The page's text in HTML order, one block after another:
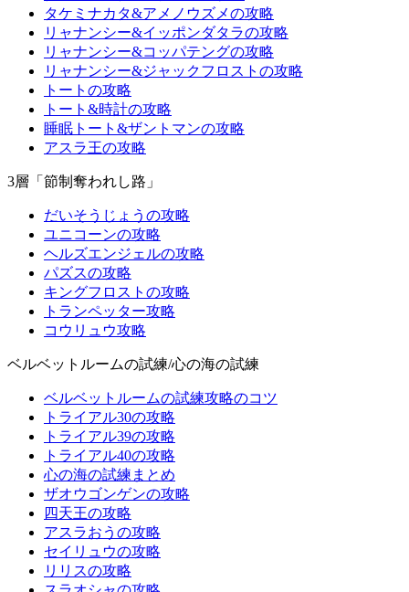
タケミナカタ&アメノウズメの攻略
リャナンシー&イッポンダタラの攻略
リャナンシー&コッパテングの攻略
リャナンシー&ジャックフロストの攻略
トートの攻略
トート&時計の攻略
睡眠トート&ザントマンの攻略
アスラ王の攻略
3層「節制奪われし路」
だいそうじょうの攻略
ユニコーンの攻略
ヘルズエンジェルの攻略
パズスの攻略
キングフロストの攻略
トランペッター攻略
コウリュウ攻略
ベルベットルームの試練/心の海の試練
ベルベットルームの試練攻略のコツ
トライアル30の攻略
トライアル39の攻略
トライアル40の攻略
心の海の試練まとめ
ザオウゴンゲンの攻略
四天王の攻略
アスラおうの攻略
セイリュウの攻略
リリスの攻略